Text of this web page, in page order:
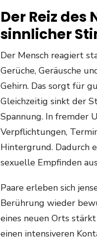
Der Reiz
sinnlicher
Der Mensch reagiert
Gerüche, Geräusche
Gehirn. Das sorgt für
Gleichzeitig sinkt der
Spannung. In fremder
Verpflichtungen,
Hintergrund. Dadurch
sexuelle Empfinden
Paare erleben sich
Berührung wieder
eines neuen Orts
einen intensiveren